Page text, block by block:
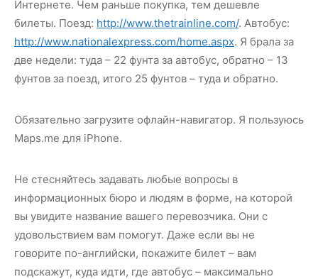
Интернете. Чем раньше покупка, тем дешевле
билеты. Поезд: http://www.thetrainline.com/. Автобус:
http://www.nationalexpress.com/home.aspx. Я брала за
две недели: туда – 22 фунта за автобус, обратно – 13
фунтов за поезд, итого 25 фунтов – туда и обратно.
Обязательно загрузите офлайн-навигатор. Я пользуюсь
Maps.me для iPhone.
Не стесняйтесь задавать любые вопросы в
информационных бюро и людям в форме, на которой
вы увидите название вашего перевозчика. Они с
удовольствием вам помогут. Даже если вы не
говорите по-английски, покажите билет – вам
подскажут, куда идти, где автобус – максимально